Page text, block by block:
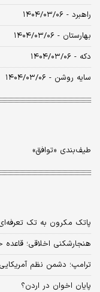
راهبرد - ۱۴۰۴/۰۳/۰۶
بهارستان - ۱۴۰۴/۰۳/۰۶
دکه - ۱۴۰۴/۰۳/۰۶
سایه روشن - ۱۴۰۴/۰۳/۰۶
طیف‌بندی «توافق»
پاتک مکرون به تک
هنجارشکنی اخلاقی؛
ترامپ؛ دشمن نظم آمریکایی
پایان اخوان در اردن؟